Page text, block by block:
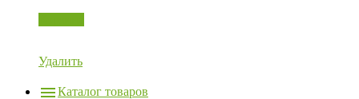
Удалить
Каталог товаров